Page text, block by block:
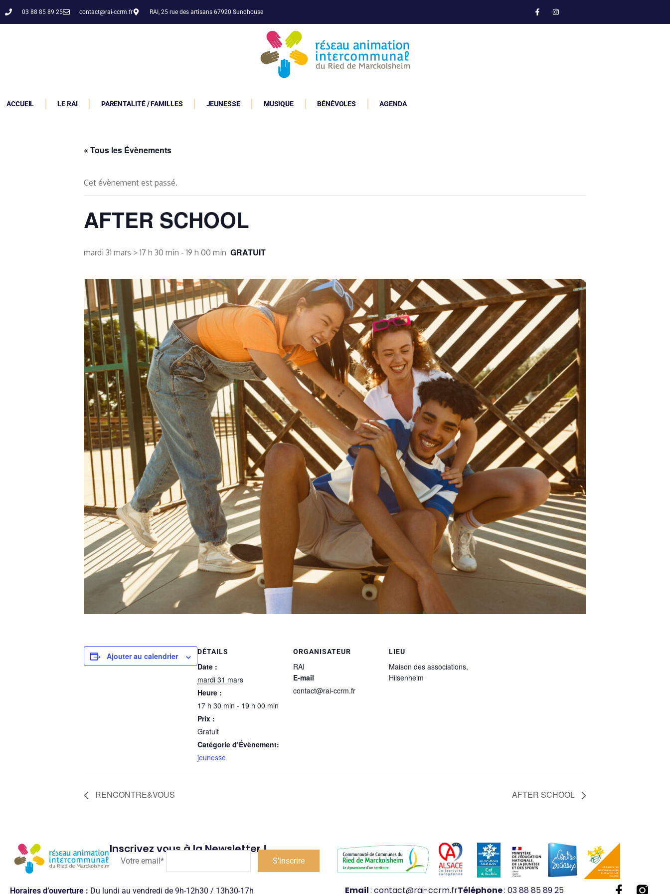
03 88 85 89 25 contact@rai-ccrm.fr RAI, 25 rue des artisans 67920 Sundhouse
ACCUEIL LE RAI PARENTALITÉ / FAMILLES JEUNESSE MUSIQUE BÉNÉVOLES AGENDA
« Tous les Évènements
Cet évènement est passé.
AFTER SCHOOL
mardi 31 mars > 17 h 30 min -19 h 00 min GRATUIT
Ajouter au calendrier DÉTAILS
Date :
mardi 31 mars
Heure :
17 h 30 min - 19 h 00 min
Prix :
Gratuit
Catégorie d’Évènement:
jeunesse
ORGANISATEUR
RAI
E-mail
contact@rai-ccrm.fr
LIEU
Maison des associations,
Hilsenheim
RENCONTRE&VOUS AFTER SCHOOL
Inscrivez vous à la Newsletter !
Votre email*
Horaires d’ouverture : Du lundi au vendredi de 9h-12h30 / 13h30-17h Email: contact@rai-ccrm.frTéléphone: 03 88 85 89 25